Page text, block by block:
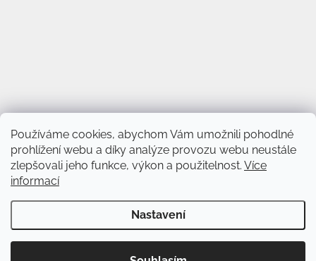
Používáme cookies, abychom Vám umožnili pohodlné
prohlížení webu a díky analýze provozu webu neustále
zlepšovali jeho funkce, výkon a použitelnost. Více
informací
Nastavení
Vytvořil Shoptet